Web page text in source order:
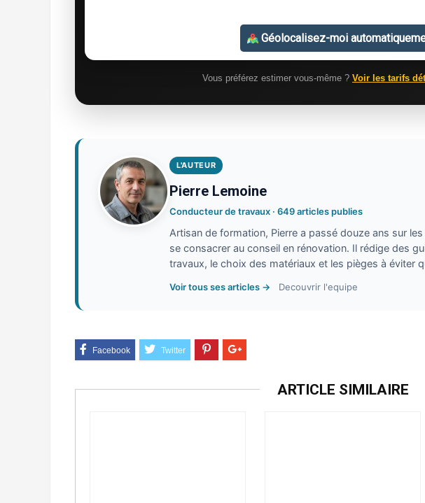
Vous préférez estimer vous-même ? Voir les tarifs
L'AUTEUR
Pierre Lemoine
Conducteur de travaux · 649 articles publies
Artisan de formation, Pierre a passé douze ans sur
se consacrer au conseil en rénovation. Il rédige des
travaux, le choix des matériaux et les pièges à éviter
Voir tous ses articles → Decouvrir l'equipe
ARTICLE SIMILAIRE